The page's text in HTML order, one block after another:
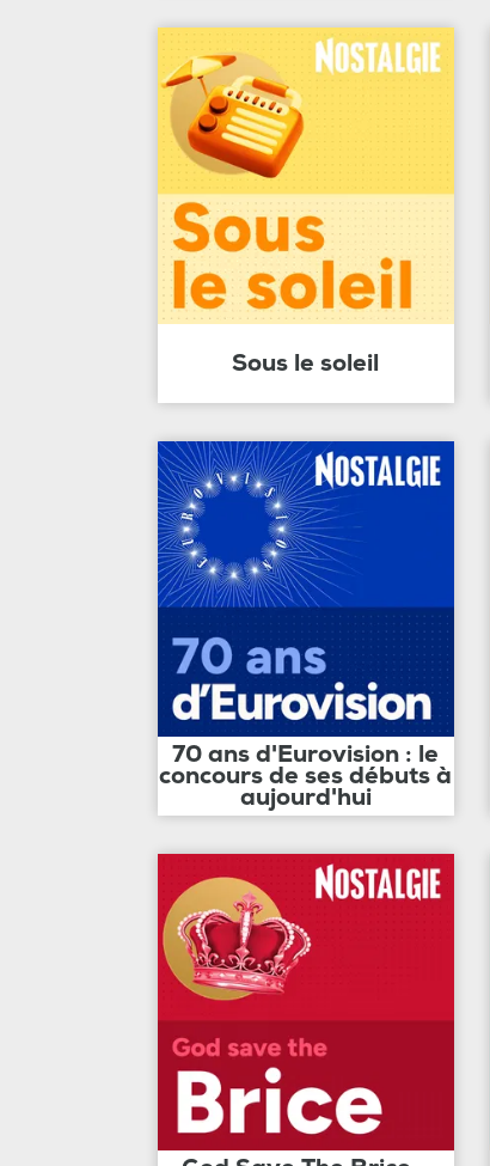
Sous le soleil
70 ans d'Eurovision : le
concours de ses débuts à
aujourd'hui